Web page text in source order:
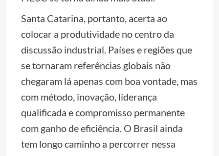
Santa Catarina, portanto, acerta ao
colocar a produtividade no centro da
discussão industrial. Países e regiões que
se tornaram referências globais não
chegaram lá apenas com boa vontade, mas
com método, inovação, liderança
qualificada e compromisso permanente
com ganho de eficiência. O Brasil ainda
tem longo caminho a percorrer nessa